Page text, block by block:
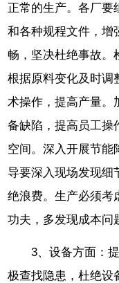
正常的生产。各厂要
和各种规程文件，增
畅，坚决杜绝事故。
根据原料变化及时调
术操作，提高产量。
备缺陷，提高员工操
空间。深入开展节能
导要深入现场发现细
绝浪费。生产必须考
功夫，多发现成本问
3、设备方面：
极查找隐患，杜绝设